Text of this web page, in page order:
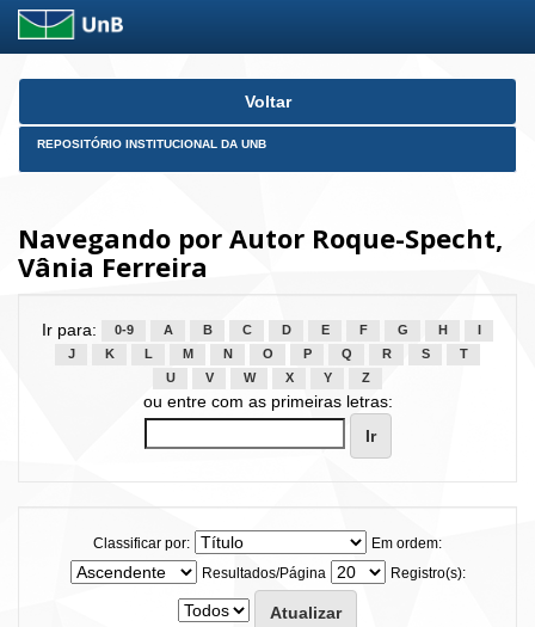
Skip
Voltar
REPOSITÓRIO INSTITUCIONAL DA UNB
Navegando por Autor Roque-Specht,
Vânia Ferreira
Ir para: 0-9 A B C D E F G H
J
K L M N O P Q R S
T
U
V W X Y Z
ou entre com as primeiras letras:
Classificar por:
Em ordem:
Resultados/Página
Registro(s):